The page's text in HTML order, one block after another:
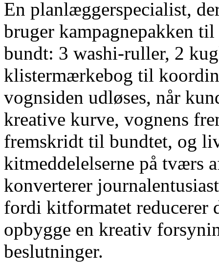
En planlæggerspecialist,
bruger kampagnepakken
bundt: 3 washi-ruller, 2
klistermærkebog til
vognsiden udløses, når
kreative kurve, vognens
fremskridt til bundtet, og
kitmeddelelserne på tværs
konverterer
fordi kitformatet reducerer
opbygge en kreativ
beslutninger.